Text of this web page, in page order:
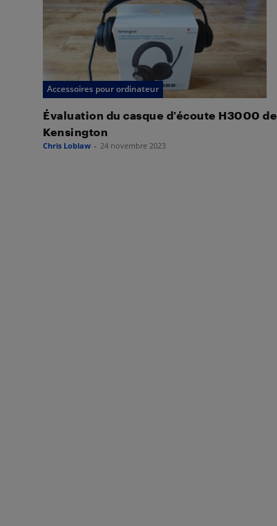
Accessoires pour ordinateur
Évaluation du casque d’écoute H3000 de
Kensington
Chris Loblaw - 24 novembre 2023